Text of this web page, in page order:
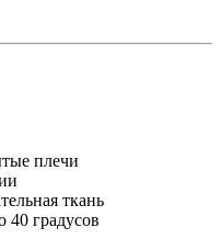
плечи
ткань
40 градусов